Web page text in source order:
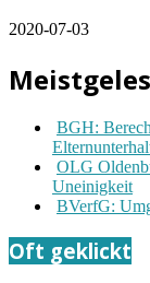
2020-07-03
BGH:
OLG
Uneinigkeit
BVerfG:
Oft geklickt